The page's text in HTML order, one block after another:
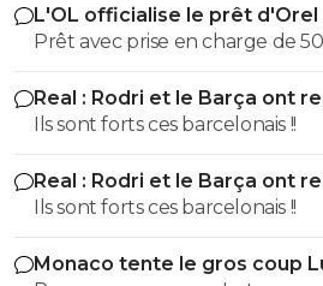
L'OL officialise le prêt d'Orel
Prêt avec prise en charge de
Real : Rodri et le Barça ont
Ils sont forts ces barcelonais !!
Real : Rodri et le Barça ont
Ils sont forts ces barcelonais !!
Monaco tente le gros coup